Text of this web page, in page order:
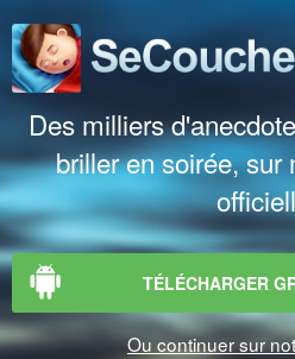
Des milliers
briller en soirée, sur
TÉLÉCHARGER
Ou continuer sur